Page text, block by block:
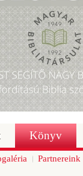
Könyv
Partnereink